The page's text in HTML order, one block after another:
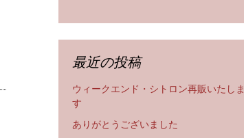
最近の投稿
ウィークエンド・シトロン再販いたしま
す
ありがとうございました